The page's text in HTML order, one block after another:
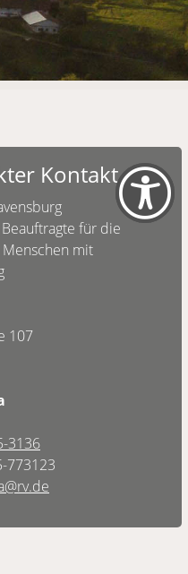
Kontakt
für die
Menschen mit
107
3136
773123